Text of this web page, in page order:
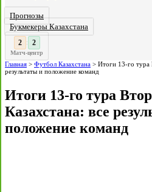
Прогнозы
Букмекеры Казахстана
3 : 2
Матч-центр
Главная > Футбол Казахстана > Итоги 13-го тура
результаты и положение команд
Итоги 13-го тура
Казахстана: все
положение команд